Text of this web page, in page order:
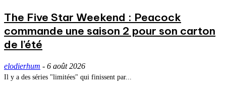
The Five Star Weekend : Peacock
commande une saison 2 pour son carton
de l’été
elodierhum - 6 août 2026
Il y a des séries "limitées" qui finissent par...